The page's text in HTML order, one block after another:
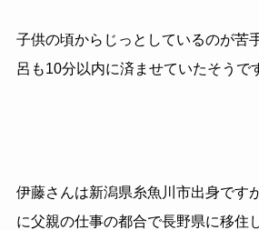
子供の頃からじっとしているのが苦
呂も10分以内に済ませていたそうで
伊藤さんは新潟県糸魚川市出身です
に父親の仕事の都合で長野県に移住